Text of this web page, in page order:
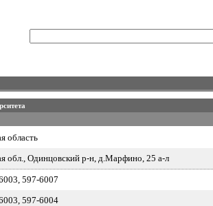
область
обл., Одинцовский р-н, д.Марфино, 25 а-л
597-6007
597-6004